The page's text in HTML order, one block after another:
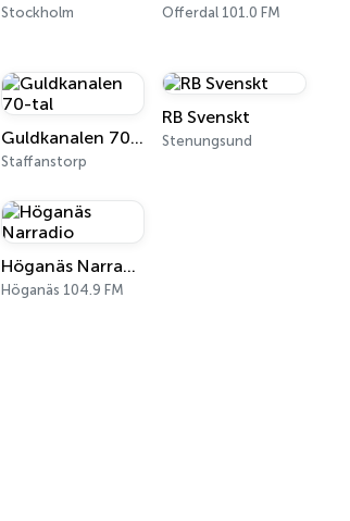
Stockholm Offerdal 101.0 FM
Guldkanalen 70-tal
Staffanstorp
RB Svenskt
Stenungsund
Höganäs Narradio
Höganäs 104.9 FM